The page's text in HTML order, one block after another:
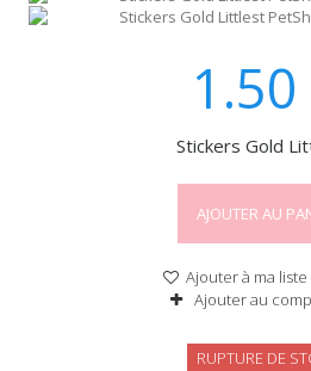
1.50
Stickers Gold
AJOUTER AU
Ajouter à ma
Ajouter au
RUPTURE DE